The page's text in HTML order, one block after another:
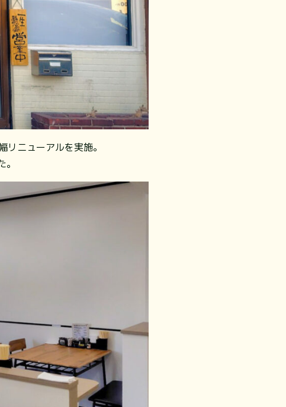
ニューアルを実施。